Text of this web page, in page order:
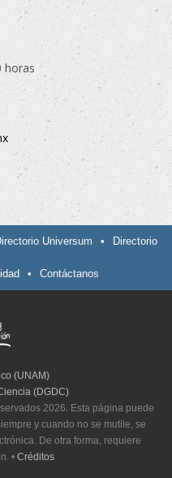
horas
Universum • Directorio
• Contáctanos
(UNAM)
(DGDC)
2026. Esta página puede
y cuando no se mutile, se
De otra forma, requiere
• Créditos